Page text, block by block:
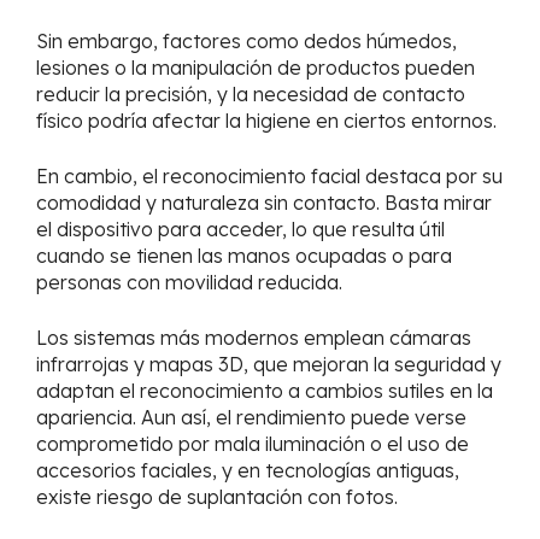
Sin embargo, factores como dedos húmedos,
lesiones o la manipulación de productos pueden
reducir la precisión, y la necesidad de contacto
físico podría afectar la higiene en ciertos entornos.
En cambio, el reconocimiento facial destaca por su
comodidad y naturaleza sin contacto. Basta mirar
el dispositivo para acceder, lo que resulta útil
cuando se tienen las manos ocupadas o para
personas con movilidad reducida.
Los sistemas más modernos emplean cámaras
infrarrojas y mapas 3D, que mejoran la seguridad y
adaptan el reconocimiento a cambios sutiles en la
apariencia. Aun así, el rendimiento puede verse
comprometido por mala iluminación o el uso de
accesorios faciales, y en tecnologías antiguas,
existe riesgo de suplantación con fotos.